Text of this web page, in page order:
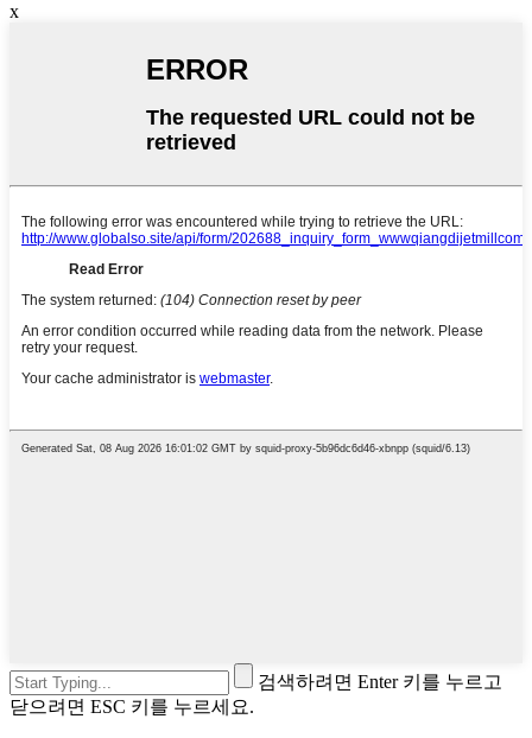
x
검색하려면 Enter 키를 누르고
닫으려면 ESC 키를 누르세요.